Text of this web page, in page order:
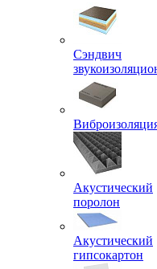
Сэндвич
Акустический
поролон
Акустический
гипсокартон